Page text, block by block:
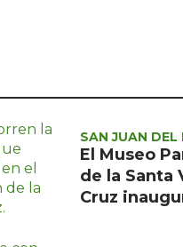
Política
Turismo
Asuntos Sociales
Estilo de vida
SAN JUAN DEL
El Museo
de la Santa
Cruz